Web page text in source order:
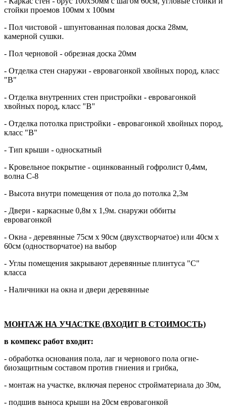
стойки проемов 100мм х 100мм
- Пол чистовой - шпунтованная половая доска 28мм,
камерной сушки.
- Пол черновой - обрезная доска 20мм
- Отделка стен снаружи - евровагонкой хвойных пород, класс
"В"
- Отделка внутренних стен пристройки - евровагонкой
хвойных пород, класс "В"
- Отделка потолка пристройки - евровагонкой хвойных пород,
класс "В"
- Тип крыши - односкатный
- Кровельное покрытие - оцинкованный гофролист 0,4мм,
волна С-8
- Высота внутри помещения от пола до потолка 2,3м
- Двери - каркасные 0,8м х 1,9м. снаружи оббиты
евровагонкой
- Окна - деревянные 75см х 90см (двухстворчатое) или 40см х
60см (одностворчатое) на выбор
- Углы помещения закрывают деревянные плинтуса "С"
класса
- Наличники на окна и двери деревянные
МОНТАЖ НА УЧАСТКЕ (ВХОДИТ В СТОИМОСТЬ)
в компекс работ входит:
- обработка основания пола, лаг и чернового пола огне-
биозащитным составом против гниения и грибка,
- монтаж на участке, включая перенос стройматериала до 30м,
- подшив выноса крыши на 20см евровагонкой